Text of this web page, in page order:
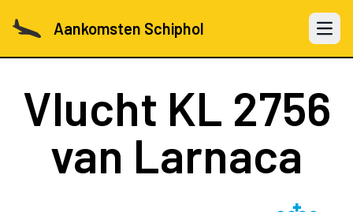
Aankomsten Schiphol Open
Vlucht KL 2756
van Larnaca